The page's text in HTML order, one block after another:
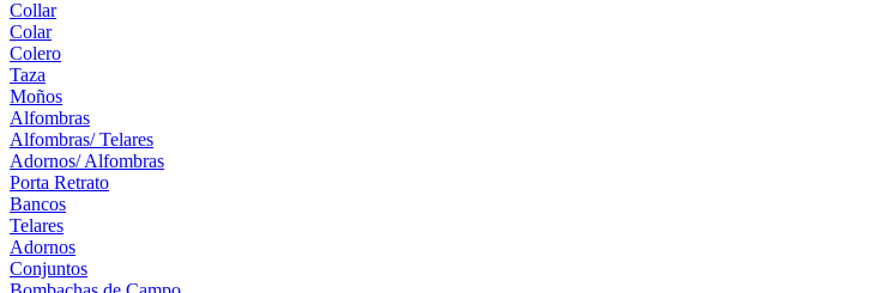
Collar
Colar
Colero
Taza
Moños
Alfombras
Alfombras/ Telares
Adornos/ Alfombras
Porta Retrato
Bancos
Telares
Adornos
Conjuntos